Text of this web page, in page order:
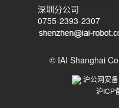
深圳分公司
0755-2393-2307
© IAI Shanghai
沪公网安
沪ICP